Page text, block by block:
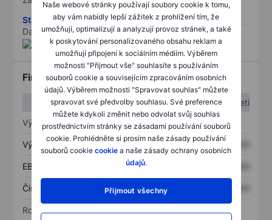
Naše webové stránky používají soubory cookie k tomu,
aby vám nabídly lepší zážitek z prohlížení tím, že
umožňují, optimalizují a analyzují provoz stránek, a také
k poskytování personalizovaného obsahu reklam a
umožňují připojení k sociálním médiím. Výběrem
možnosti "Přijmout vše" souhlasíte s používáním
souborů cookie a souvisejícím zpracováním osobních
údajů. Výběrem možnosti "Spravovat souhlas" můžete
spravovat své předvolby souhlasu. Své preference
můžete kdykoli změnit nebo odvolat svůj souhlas
prostřednictvím stránky se zásadami používání souborů
cookie. Prohlédněte si prosím naše zásady používání
souborů cookie cookie a naše zásady ochrany osobních
údajů.
Přijmout všechny
Stáhněte si metodiku rizik ESG
Data poskytnuta od
/
Finanční informace
1. čtvrtletí
2. čtvrtletí
Výkaz zisku a ztráty
Výnos XXXXXXX XXXXXXX
EBITDA XXXXXXX
Čistý příjem XXXXXXX
Rozvaha